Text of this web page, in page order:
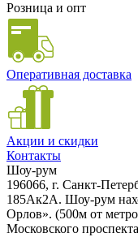
Розница и опт
Оперативная доставка
Акции и скидки
Контакты
Шоу-рум
196066, г. Санкт-
185Ак2А. Шоу-рум
Орлов». (500м от
Московского